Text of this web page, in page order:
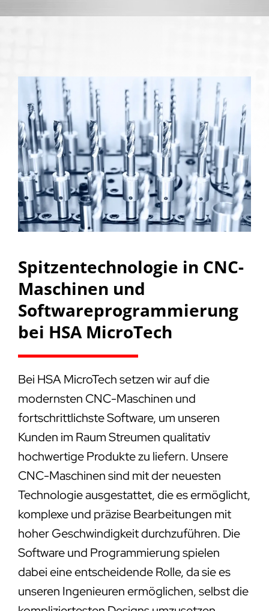
Spitzentechnologie in CNC-
Maschinen und
Softwareprogrammierung
bei HSA MicroTech
Bei HSA MicroTech setzen wir auf die
modernsten CNC-Maschinen und
fortschrittlichste Software, um unseren
Kunden im Raum Streumen qualitativ
hochwertige Produkte zu liefern. Unsere
CNC-Maschinen sind mit der neuesten
Technologie ausgestattet, die es ermöglicht,
komplexe und präzise Bearbeitungen mit
hoher Geschwindigkeit durchzuführen. Die
Software und Programmierung spielen
dabei eine entscheidende Rolle, da sie es
unseren Ingenieuren ermöglichen, selbst die